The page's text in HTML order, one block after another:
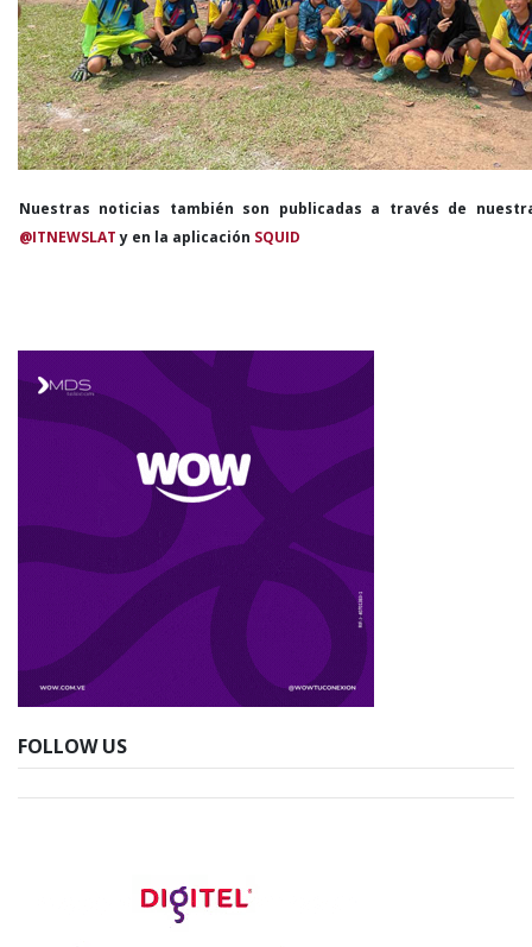
Nuestras noticias también son publicadas a través de
@ITNEWSLATy en la aplicación SQUID
FOLLOW US